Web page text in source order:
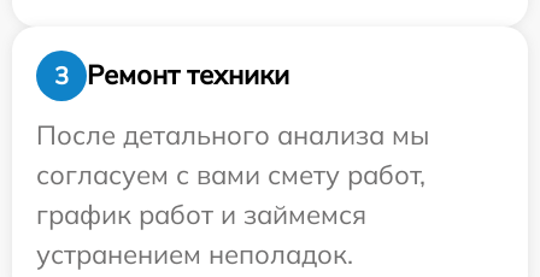
3
Ремонт техники
После детального анализа мы
согласуем с вами смету работ,
график работ и займемся
устранением неполадок.